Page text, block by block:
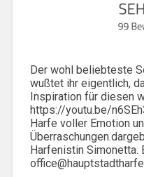
Der wohl beliebteste
wußtet ihr eigentlich,
Inspiration für diesen
https://youtu.be/
Harfe voller Emotion
Harfenistin Simonetta.